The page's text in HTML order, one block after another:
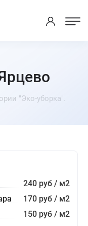
"Эко-уборка".
240 руб / м2
170 руб / м2
150 руб / м2